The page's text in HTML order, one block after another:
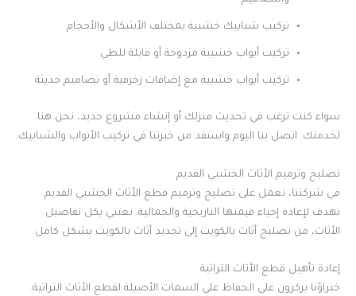
تركيب شبابيك خشبية بمختلف الأشكال والأحجام
تركيب أبواب خشبية مزدوجة أو قابلة للطي
تركيب أبواب خشبية مع إضافات زخرفية أو تصاميم حديثة
سواء كنت ترغب في تحديث منزلك أو إنشاء مشروع جديد، نحن هنا
لخدمتك. اتصل بنا اليوم واستفد من خبرتنا في تركيب الأبواب والشبابيك.
تصليح وترميم الأثاث الخشبي القديم
في شركتنا، نعمل على تصليح وترميم قطع الأثاث الخشبي القديم.
نهدف لإعادة إحياء قيمتها التاريخية والجمالية. نعتني بكل تفاصيل
الأثاث، من تصليح أثاث بالكويت إلى تجديد أثاث بالكويت بشكل كامل.
إعادة تأهيل قطع الأثاث التراثية
خبراؤنا يركزون على الحفاظ على السمات الأصيلة لقطع الأثاث التراثية.